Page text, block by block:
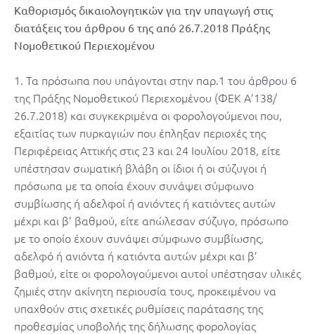
Καθορισμός δικαιολογητικών για την υπαγωγή στις
διατάξεις του άρθρου 6 της από 26.7.2018 Πράξης
Νομοθετικού Περιεχομένου
1. Τα πρόσωπα που υπάγονται στην παρ.1 του άρθρου 6
της Πράξης Νομοθετικού Περιεχομένου (ΦΕΚ Α’138/
26.7.2018) και συγκεκριμένα οι φορολογούμενοι που,
εξαιτίας των πυρκαγιών που έπληξαν περιοχές της
Περιφέρειας Αττικής στις 23 και 24 Ιουλίου 2018, είτε
υπέστησαν σωματική βλάβη οι ίδιοι ή οι σύζυγοι ή
πρόσωπα με τα οποία έχουν συνάψει σύμφωνο
συμβίωσης ή αδελφοί ή ανιόντες ή κατιόντες αυτών
μέχρι και β’ βαθμού, είτε απώλεσαν σύζυγο, πρόσωπο
με το οποίο έχουν συνάψει σύμφωνο συμβίωσης,
αδελφό ή ανιόντα ή κατιόντα αυτών μέχρι και β’
βαθμού, είτε οι φορολογούμενοι αυτοί υπέστησαν υλικές
ζημιές στην ακίνητη περιουσία τους, προκειμένου να
υπαχθούν στις σχετικές ρυθμίσεις παράτασης της
προθεσμίας υποβολής της δήλωσης φορολογίας